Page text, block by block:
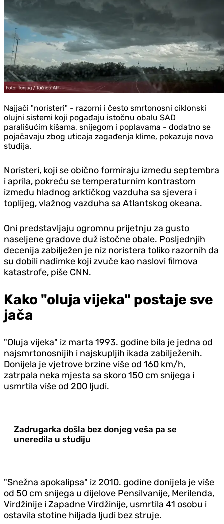
Najjači "noristeri" - razorni i često smrtonosni ciklonski
olujni sistemi koji pogađaju istočnu obalu SAD
parališućim kišama, snijegom i poplavama - dodatno se
pojačavaju zbog uticaja zagađenja klime, pokazuje nova
studija.
Noristeri, koji se obično formiraju između septembra
i aprila, pokreću se temperaturnim kontrastom
između hladnog arktičkog vazduha sa sjevera i
toplijeg, vlažnog vazduha sa Atlantskog okeana.
Oni predstavljaju ogromnu prijetnju za gusto
naseljene gradove duž istočne obale. Posljednjih
decenija zabilježen je niz noristera toliko razornih da
su dobili nadimke koji zvuče kao naslovi filmova
katastrofe, piše CNN.
Kako "oluja vijeka" postaje sve
jača
"Oluja vijeka" iz marta 1993. godine bila je jedna od
najsmrtonosnijih i najskupljih ikada zabilježenih.
Donijela je vjetrove brzine više od 160 km/h,
zatrpala neka mjesta sa skoro 150 cm snijega i
usmrtila više od 200 ljudi.
Zadrugarka došla bez donjeg veša pa se
uneredila u studiju
"Snežna apokalipsa" iz 2010. godine donijela je više
od 50 cm snijega u dijelove Pensilvanije, Merilenda,
Virdžinije i Zapadne Virdžinije, usmrtila 41 osobu i
ostavila stotine hiljada ljudi bez struje.